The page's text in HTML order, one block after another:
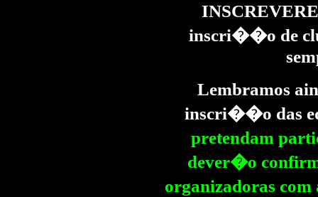
inscri��o de
Lembramos
inscri��o das
pretendam
dever�o
organizadoras